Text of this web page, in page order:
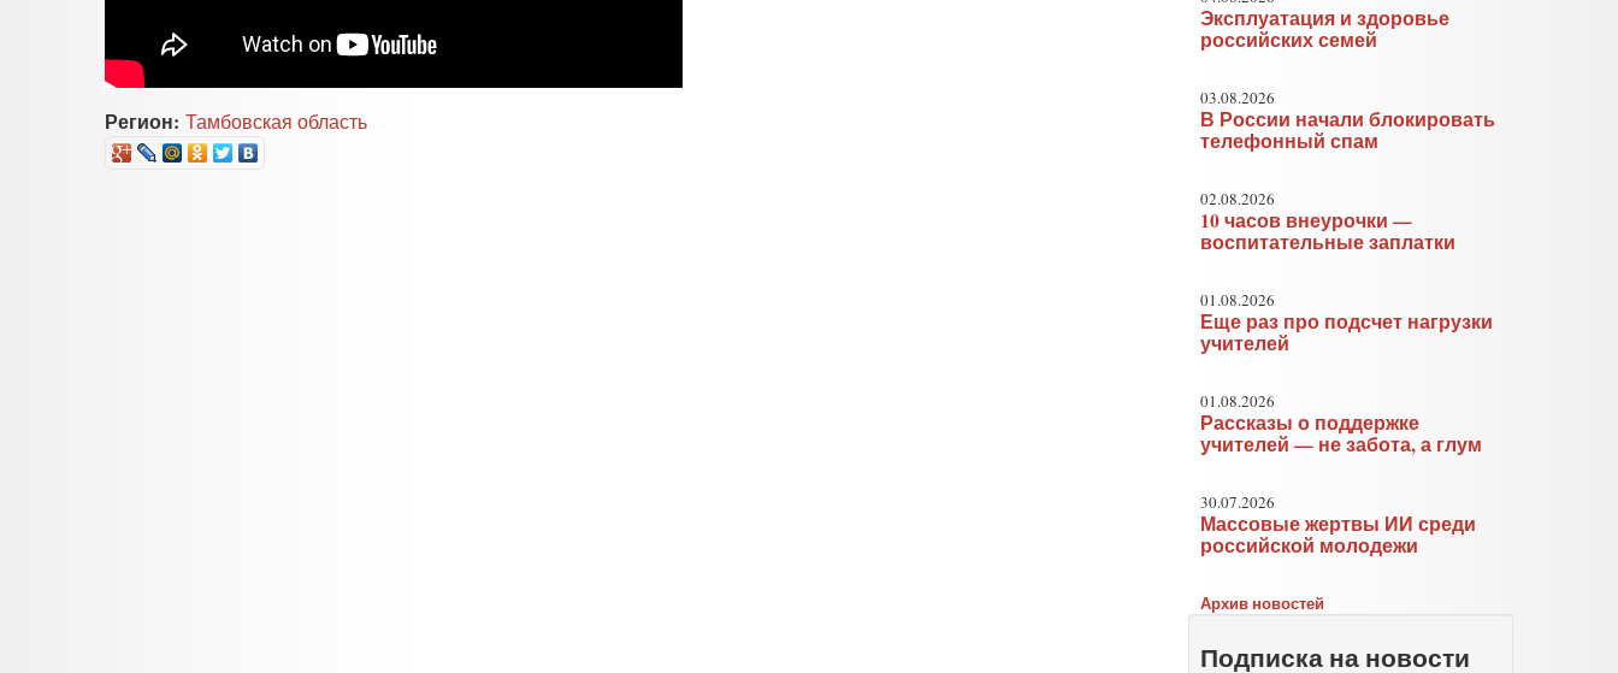
Регион: Тамбовская область
Эксплуатация и здоровье
российских семей
03.08.2026
В России начали блокировать
телефонный спам
02.08.2026
10 часов внеурочки —
воспитательные заплатки
01.08.2026
Еще раз про подсчет нагрузки
учителей
01.08.2026
Рассказы о поддержке
учителей — не забота, а глум
30.07.2026
Массовые жертвы ИИ среди
российской молодежи
Архив новостей
Подписка на новости